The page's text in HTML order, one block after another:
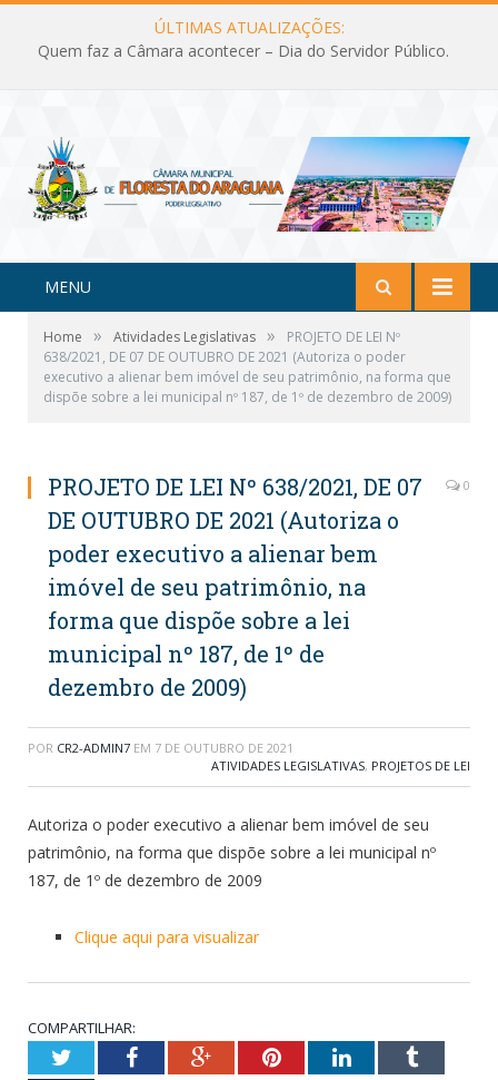
ÚLTIMAS ATUALIZAÇÕES:
Quem faz a Câmara acontecer – Dia do Servidor Público.
MENU
Home » Atividades Legislativas »
PROJETO DE LEI Nº
638/2021, DE 07 DE OUTUBRO DE 2021 (Autoriza o poder
executivo a alienar bem imóvel de seu patrimônio, na forma que
dispõe sobre a lei municipal nº 187, de 1º de dezembro de 2009)
PROJETO DE LEI Nº 638/2021, DE 07
DE OUTUBRO DE 2021 (Autoriza o
poder executivo a alienar bem
imóvel de seu patrimônio, na
forma que dispõe sobre a lei
municipal nº 187, de 1º de
dezembro de 2009)
0
POR CR2-ADMIN7 EM 7 DE OUTUBRO DE 2021
ATIVIDADES LEGISLATIVAS, PROJETOS DE LEI
Autoriza o poder executivo a alienar bem imóvel de seu
patrimônio, na forma que dispõe sobre a lei municipal nº
187, de 1º de dezembro de 2009
Clique aqui para visualizar
COMPARTILHAR:
TwitterFacebookGoogle+PinterestLinkedInTumblr